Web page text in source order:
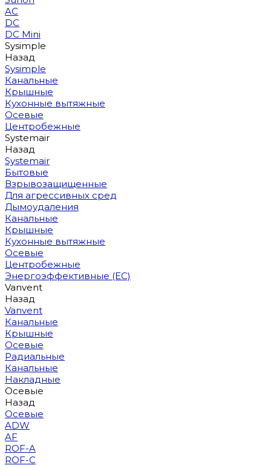
AC
DC
DC Mini
Sysimple
Назад
Sysimple
Канальные
Крышные
Кухонные вытяжные
Осевые
Центробежные
Systemair
Назад
Systemair
Бытовые
Взрывозащищенные
Для агрессивных сред
Дымоудаления
Канальные
Крышные
Кухонные вытяжные
Осевые
Центробежные
Энергоэффективные (EC)
Vanvent
Назад
Vanvent
Канальные
Крышные
Осевые
Радиальные
Канальные
Накладные
Осевые
Назад
Осевые
ADW
AF
ROF-A
ROF-C